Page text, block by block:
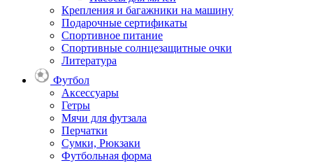
Крепления и багажники на машину
Подарочные сертификаты
Спортивное питание
Спортивные солнцезащитные очки
Литература
Футбол
Аксессуары
Гетры
Мячи для футзала
Перчатки
Сумки, Рюкзаки
Футбольная форма